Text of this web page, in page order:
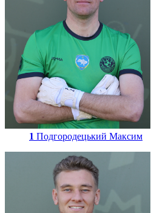
1 Подгородецький Максим